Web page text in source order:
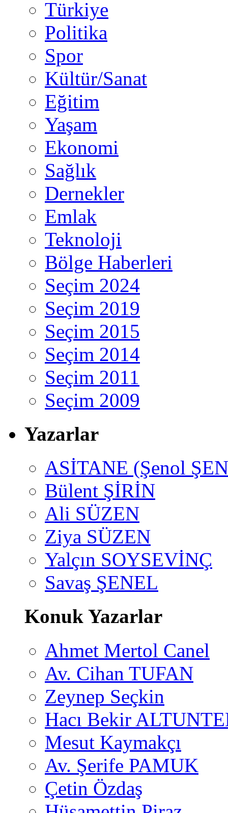
Türkiye
Politika
Spor
Kültür/Sanat
Eğitim
Yaşam
Ekonomi
Sağlık
Dernekler
Emlak
Teknoloji
Bölge Haberleri
Seçim 2024
Seçim 2019
Seçim 2015
Seçim 2014
Seçim 2011
Seçim 2009
Yazarlar
ASİTANE (Şenol
Bülent ŞİRİN
Ali SÜZEN
Ziya SÜZEN
Yalçın SOYSEVİNÇ
Savaş ŞENEL
Konuk Yazarlar
Ahmet Mertol Canel
Av. Cihan TUFAN
Zeynep Seçkin
Hacı Bekir
Mesut Kaymakçı
Av. Şerife PAMUK
Çetin Özdaş